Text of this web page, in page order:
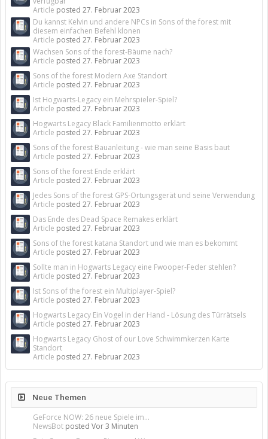
Article posted 27. Februar 2023
Du kannst Kelvin und andere NPCs in Sons of the forest mit
diesem einfachen Befehl klonen
Article posted 27. Februar 2023
Wachsen Sons of the forest-Bäume nach?
Article posted 27. Februar 2023
Sons of the forest Modern Axe Standort
Article posted 27. Februar 2023
Ist Hogwarts-Legacy ein Mehrspieler-Spiel?
Article posted 27. Februar 2023
Hogwarts Legacy Black Familienmotto erklärt
Article posted 27. Februar 2023
Sons of the forest Bauanleitung - wie man seine Basis baut
Article posted 27. Februar 2023
Sons of the forest Ende erklärt
Article posted 27. Februar 2023
Jedes Sons of the forest GPS-Ortungsgerät und seine Verwendung
Article posted 27. Februar 2023
Das Ende des Dead Space Remakes erklärt
Article posted 27. Februar 2023
Sons of the forest katana Standort und wie man es bekommt
Article posted 27. Februar 2023
Sollte man in Hogwarts Legacy eine Fwooper-Feder stehlen?
Article posted 27. Februar 2023
Ist Sons of the forest ein Multiplayer-Spiel?
Article posted 27. Februar 2023
Hogwarts Legacy Ein Vogel in der Hand - Lösung des Türrätsels
Article posted 27. Februar 2023
Hogwarts Legacy Ghost of our Love Schwimmkerzen Karte
Standort
Article posted 27. Februar 2023
Neue Themen
GeForce NOW: 26 neue Spiele im...
NewsBot posted Vor 3 Minuten